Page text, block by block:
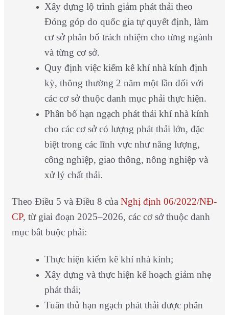
Xây dựng lộ trình giảm phát thải theo
Đóng góp do quốc gia tự quyết định, làm
cơ sở phân bổ trách nhiệm cho từng ngành
và từng cơ sở.
Quy định việc kiểm kê khí nhà kính định
kỳ, thông thường 2 năm một lần đối với
các cơ sở thuộc danh mục phải thực hiện.
Phân bổ hạn ngạch phát thải khí nhà kính
cho các cơ sở có lượng phát thải lớn, đặc
biệt trong các lĩnh vực như năng lượng,
công nghiệp, giao thông, nông nghiệp và
xử lý chất thải.
Theo Điều 5 và Điều 8 của Nghị định 06/2022/NĐ-
CP, từ giai đoạn 2025–2026, các cơ sở thuộc danh
mục bắt buộc phải:
Thực hiện kiểm kê khí nhà kính;
Xây dựng và thực hiện kế hoạch giảm nhẹ
phát thải;
Tuân thủ hạn ngạch phát thải được phân